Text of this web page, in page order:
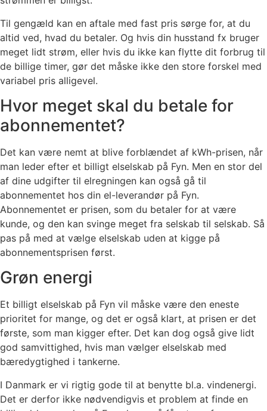
Til gengæld kan en aftale med fast pris sørge for, at du
altid ved, hvad du betaler. Og hvis din husstand fx bruger
meget lidt strøm, eller hvis du ikke kan flytte dit forbrug til
de billige timer, gør det måske ikke den store forskel med
variabel pris alligevel.
Hvor meget skal du betale for
abonnementet?
Det kan være nemt at blive forblændet af kWh-prisen, når
man leder efter et billigt elselskab på Fyn. Men en stor del
af dine udgifter til elregningen kan også gå til
abonnementet hos din el-leverandør på Fyn.
Abonnementet er prisen, som du betaler for at være
kunde, og den kan svinge meget fra selskab til selskab. Så
pas på med at vælge elselskab uden at kigge på
abonnementsprisen først.
Grøn energi
Et billigt elselskab på Fyn vil måske være den eneste
prioritet for mange, og det er også klart, at prisen er det
første, som man kigger efter. Det kan dog også give lidt
god samvittighed, hvis man vælger elselskab med
bæredygtighed i tankerne.
I Danmark er vi rigtig gode til at benytte bl.a. vindenergi.
Det er derfor ikke nødvendigvis et problem at finde en